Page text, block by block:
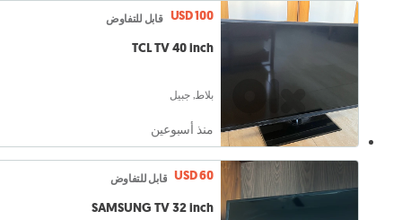
USD 100 قابل للتفاوض
TCL TV 40 inch
بلاط, جبيل
منذ أسبوعين
USD 60 قابل للتفاوض
SAMSUNG TV 32 inch